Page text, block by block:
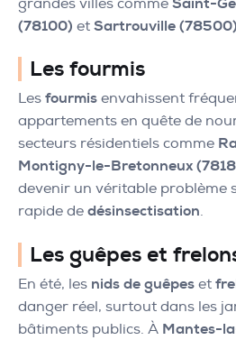
(78100) et Sartrouville (78500)
Les fourmis
Les fourmis envahissent
appartements en quête de
secteurs résidentiels comme
Montigny-le-Bretonneux
devenir un véritable problème
rapide de désinsectisation.
Les guêpes et
En été, les nids de guêpes et
danger réel, surtout dans les
bâtiments publics. À Mantes-